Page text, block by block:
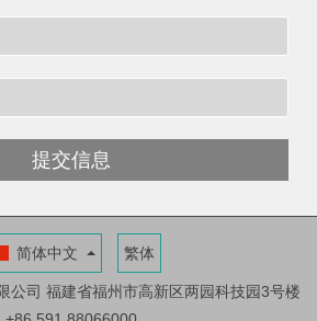
提交信息
简体中文 繁体
公司 福建省福州市高新区两园科技园3号楼